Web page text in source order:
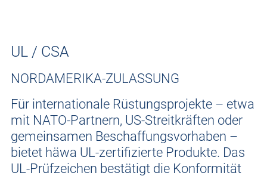
UL / CSA
NORDAMERIKA-ZULASSUNG
Für internationale Rüstungsprojekte – etwa
mit NATO-Partnern, US-Streitkräften oder
gemeinsamen Beschaffungsvorhaben –
bietet häwa UL-zertifizierte Produkte. Das
UL-Prüfzeichen bestätigt die Konformität